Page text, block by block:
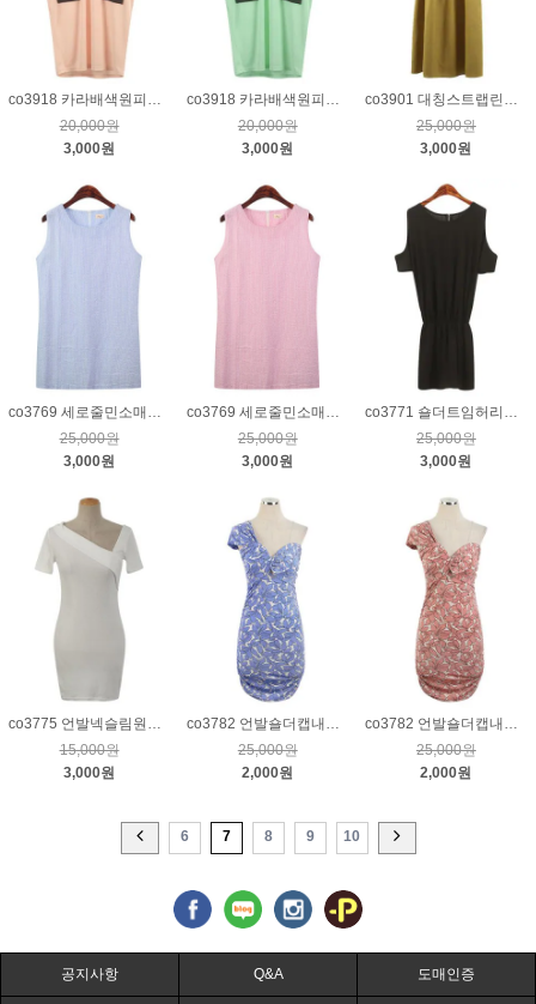
co3918 카라배색원피스_핑크
20,000원
3,000원
co3918 카라배색원피스_민트
20,000원
3,000원
co3901 대칭스트랩린넨원피스_겨자
25,000원
3,000원
co3769 세로줄민소매원피스_블루
25,000원
3,000원
co3769 세로줄민소매원피스_핑크
25,000원
3,000원
co3771 숄더트임허리밴딩점프수트_블랙
25,000원
3,000원
co3775 언발넥슬림원피스_크림
15,000원
3,000원
co3782 언발숄더캡내장원피스_블루
25,000원
2,000원
co3782 언발숄더캡내장원피스_핑크
25,000원
2,000원
6 7 8 9 10
공지사항 Q&A 도매인증